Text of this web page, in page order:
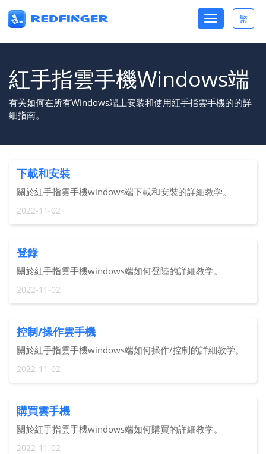
Toggle
繁
Toggle
navigation
紅手指雲手機Windows端
有关如何在所有Windows端上安装和使用紅手指雲手機的的詳
細指南。
下載和安裝
關於紅手指雲手機windows端下載和安裝的詳細教学。
2022-11-02
登錄
關於紅手指雲手機windows端如何登陸的詳細教学。
2022-11-02
控制/操作雲手機
關於紅手指雲手機windows端如何操作/控制的詳細教学。
2022-11-02
購買雲手機
關於紅手指雲手機windows端如何購買的詳細教学。
2022-11-02